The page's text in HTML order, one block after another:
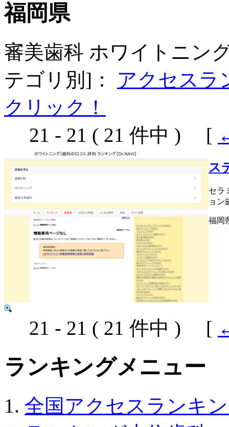
福岡県
審美歯科 ホワイトニン
テゴリ別]： アクセスラ
クリック！
21 - 21 ( 21 件中 ) [
ス
セラ
ョン
福岡
21 - 21 ( 21 件中 ) [
ランキングメニュー
全国アクセスランキ